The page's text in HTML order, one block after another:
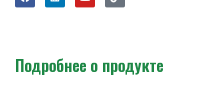
Подробнее о продукте